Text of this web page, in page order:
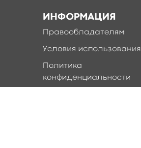
ИНФОРМАЦИЯ
Правообладателям
Условия использования
Политика
конфиденциальности